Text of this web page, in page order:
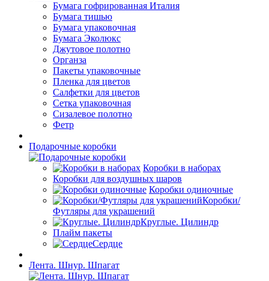
Бумага гофрированная Италия
Бумага тишью
Бумага упаковочная
Бумага Эколюкс
Джутовое полотно
Органза
Пакеты упаковочные
Пленка для цветов
Салфетки для цветов
Сетка упаковочная
Сизалевое полотно
Фетр
Подарочные коробки
Коробки в наборах
Коробки для воздушных шаров
Коробки одиночные
Коробки/
Футляры для украшений
Круглые. Цилиндр
Плайм пакеты
Сердце
Лента. Шнур. Шпагат